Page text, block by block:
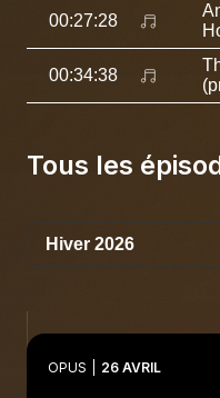
00:27:28
00:34:38
Tous les
OPUS 26 AVRIL